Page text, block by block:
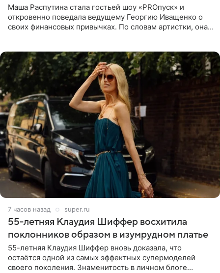
Маша Распутина стала гостьей шоу «PROпуск» и
откровенно поведала ведущему Георгию Иващенко о
своих финансовых привычках. По словам артистки, она
7 часов назад super.ru
55-летняя Клаудия Шиффер восхитила
поклонников образом в изумрудном платье
55-летняя Клаудия Шиффер вновь доказала, что
остаётся одной из самых эффектных супермоделей
своего поколения. Знаменитость в личном блоге